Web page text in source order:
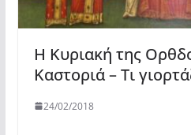
Η Κυριακή της
Καστοριά – Τι
24/02/2018